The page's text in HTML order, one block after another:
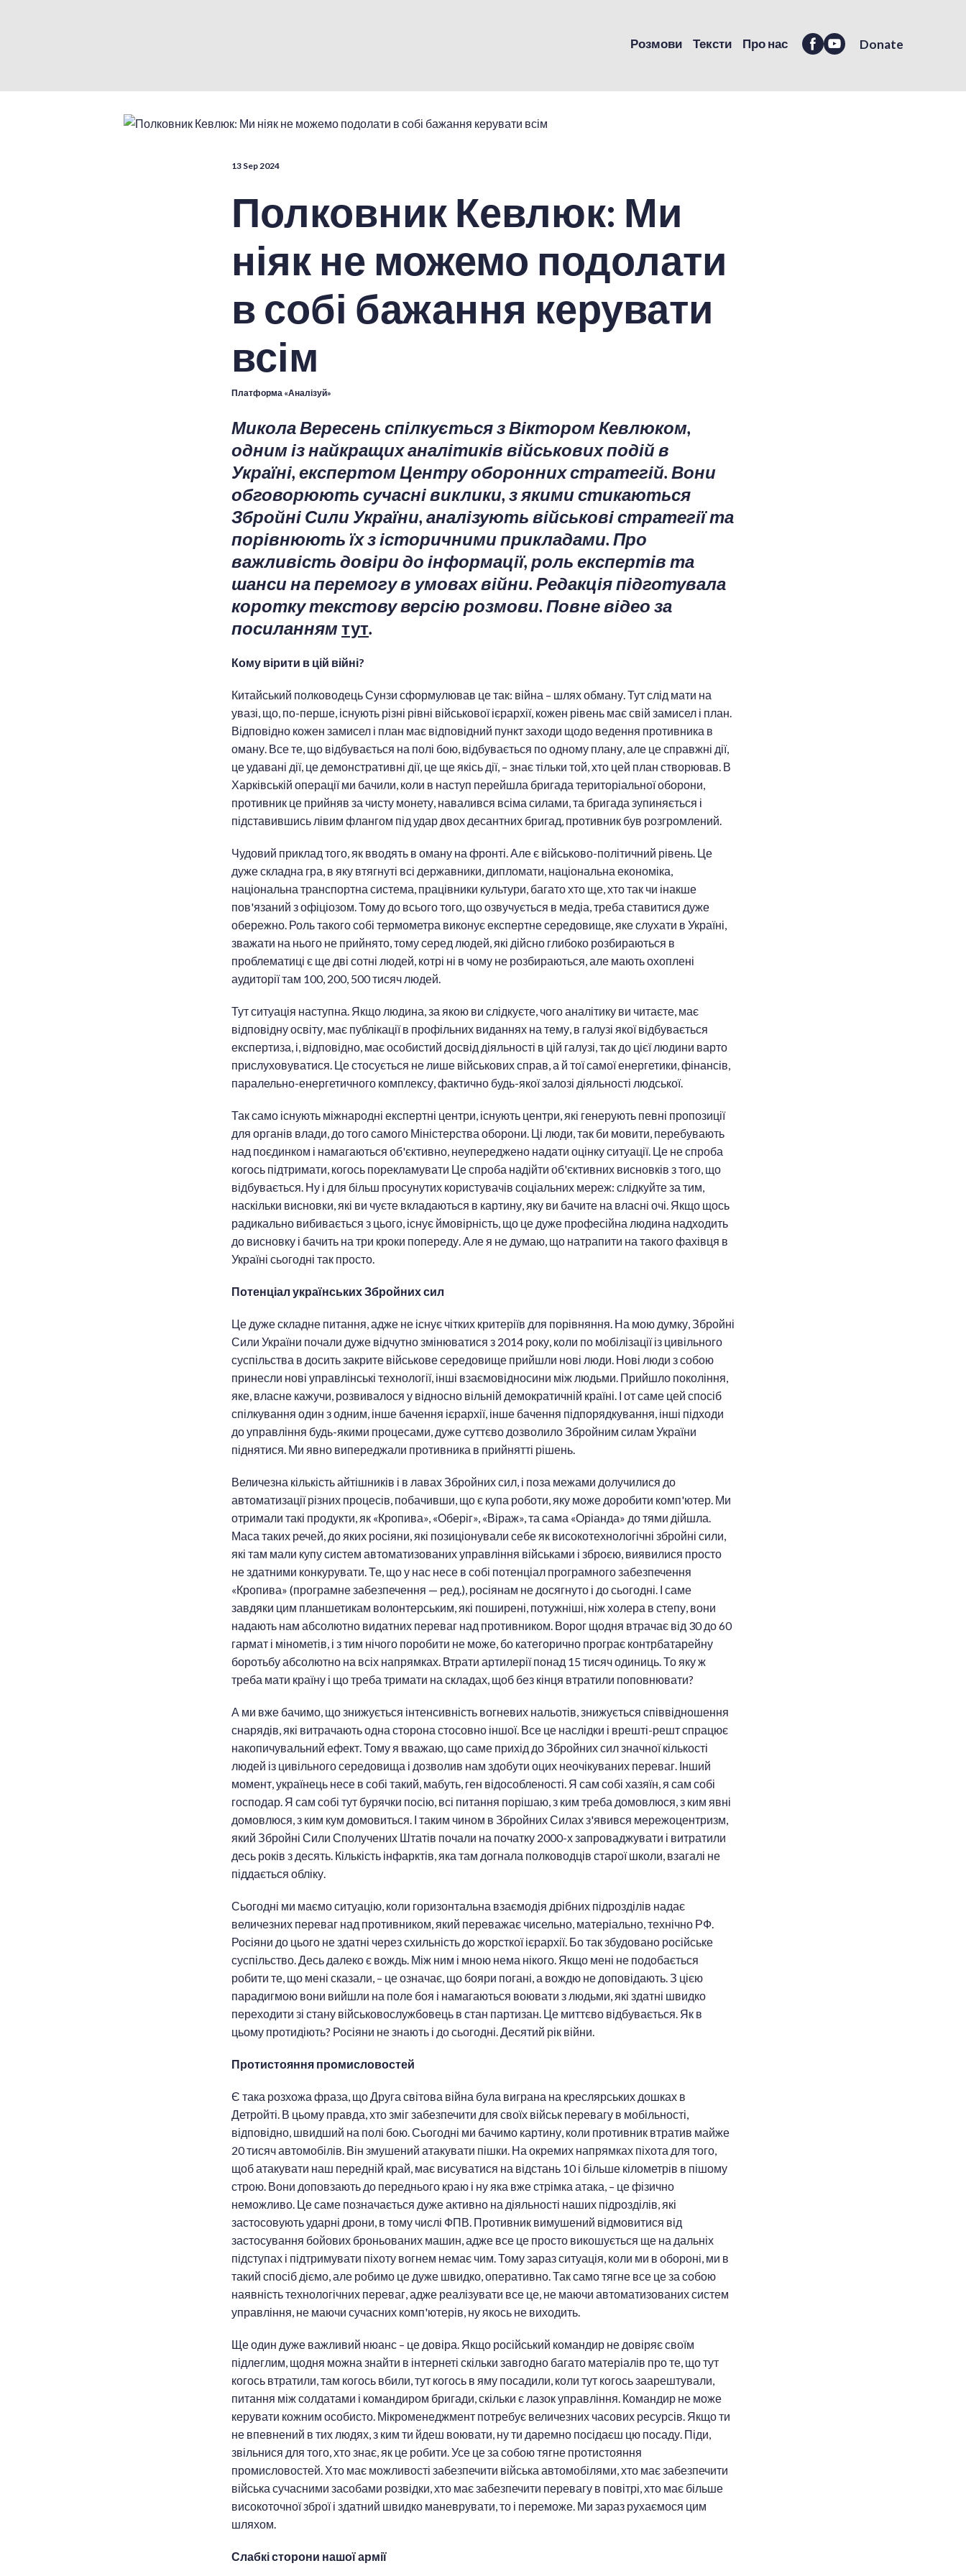
Розмови Тексти Про нас Donate
13 Sep 2024
Полковник Кевлюк: Ми
ніяк не можемо подолати
в собі бажання керувати
всім
Платформа «Аналізуй»
Микола Вересень спілкується з Віктором Кевлюком,
одним із найкращих аналітиків військових подій в
Україні, експертом Центру оборонних стратегій. Вони
обговорюють сучасні виклики, з якими стикаються
Збройні Сили України, аналізують військові стратегії та
порівнюють їх з історичними прикладами. Про
важливість довіри до інформації, роль експертів та
шанси на перемогу в умовах війни. Редакція підготувала
коротку текстову версію розмови. Повне відео за
посиланнямтут.
Кому вірити в цій війні?
Китайський полководець Сунзи сформулював це так: війна – шлях обману. Тут слід мати на
увазі, що, по-перше, існують різні рівні військової ієрархії, кожен рівень має свій замисел і план.
Відповідно кожен замисел і план має відповідний пункт заходи щодо ведення противника в
оману. Все те, що відбувається на полі бою, відбувається по одному плану, але це справжні дії,
це удавані дії, це демонстративні дії, це ще якісь дії, – знає тільки той, хто цей план створював. В
Харківській операції ми бачили, коли в наступ перейшла бригада територіальної оборони,
противник це прийняв за чисту монету, навалився всіма силами, та бригада зупиняється і
підставившись лівим флангом під удар двох десантних бригад, противник був розгромлений.
Чудовий приклад того, як вводять в оману на фронті. Але є військово-політичний рівень. Це
дуже складна гра, в яку втягнуті всі державники, дипломати, національна економіка,
національна транспортна система, працівники культури, багато хто ще, хто так чи інакше
пов'язаний з офіціозом. Тому до всього того, що озвучується в медіа, треба ставитися дуже
обережно. Роль такого собі термометра виконує експертне середовище, яке слухати в Україні,
зважати на нього не прийнято, тому серед людей, які дійсно глибоко розбираються в
проблематиці є ще дві сотні людей, котрі ні в чому не розбираються, але мають охоплені
аудиторії там 100, 200, 500 тисяч людей.
Тут ситуація наступна. Якщо людина, за якою ви слідкуєте, чого аналітику ви читаєте, має
відповідну освіту, має публікації в профільних виданнях на тему, в галузі якої відбувається
експертиза, і, відповідно, має особистий досвід діяльності в цій галузі, так до цієї людини варто
прислуховуватися. Це стосується не лише військових справ, а й тої самої енергетики, фінансів,
паралельно-енергетичного комплексу, фактично будь-якої залозі діяльності людської.
Так само існують міжнародні експертні центри, існують центри, які генерують певні пропозиції
для органів влади, до того самого Міністерства оборони. Ці люди, так би мовити, перебувають
над поєдинком і намагаються об'єктивно, неупереджено надати оцінку ситуації. Це не спроба
когось підтримати, когось порекламувати Це спроба надійти об'єктивних висновків з того, що
відбувається. Ну і для більш просунутих користувачів соціальних мереж: слідкуйте за тим,
наскільки висновки, які ви чуєте вкладаються в картину, яку ви бачите на власні очі. Якщо щось
радикально вибивається з цього, існує ймовірність, що це дуже професійна людина надходить
до висновку і бачить на три кроки попереду. Але я не думаю, що натрапити на такого фахівця в
Україні сьогодні так просто.
Потенціал українських Збройних сил
Це дуже складне питання, адже не існує чітких критеріїв для порівняння. На мою думку, Збройні
Сили України почали дуже відчутно змінюватися з 2014 року, коли по мобілізації із цивільного
суспільства в досить закрите військове середовище прийшли нові люди. Нові люди з собою
принесли нові управлінські технології, інші взаємовідносини між людьми. Прийшло покоління,
яке, власне кажучи, розвивалося у відносно вільній демократичній країні. І от саме цей спосіб
спілкування один з одним, інше бачення ієрархії, інше бачення підпорядкування, інші підходи
до управління будь-якими процесами, дуже суттєво дозволило Збройним силам України
піднятися. Ми явно випереджали противника в прийнятті рішень.
Величезна кількість айтішників і в лавах Збройних сил, і поза межами долучилися до
автоматизації різних процесів, побачивши, що є купа роботи, яку може доробити комп'ютер. Ми
отримали такі продукти, як «Кропива», «Оберіг», «Віраж», та сама «Оріанда» до тями дійшла.
Маса таких речей, до яких росіяни, які позиціонували себе як високотехнологічні збройні сили,
які там мали купу систем автоматизованих управління військами і зброєю, виявилися просто
не здатними конкурувати. Те, що у нас несе в собі потенціал програмного забезпечення
«Кропива» (програмне забезпечення — ред.), росіянам не досягнуто і до сьогодні. І саме
завдяки цим планшетикам волонтерським, які поширені, потужніші, ніж холера в степу, вони
надають нам абсолютно видатних переваг над противником. Ворог щодня втрачає від 30 до 60
гармат і мінометів, і з тим нічого поробити не може, бо категорично програє контрбатарейну
боротьбу абсолютно на всіх напрямках. Втрати артилерії понад 15 тисяч одиниць. То яку ж
треба мати країну і що треба тримати на складах, щоб без кінця втратили поповнювати?
А ми вже бачимо, що знижується інтенсивність вогневих нальотів, знижується співвідношення
снарядів, які витрачають одна сторона стосовно іншої. Все це наслідки і врешті-решт спрацює
накопичувальний ефект. Тому я вважаю, що саме прихід до Збройних сил значної кількості
людей із цивільного середовища і дозволив нам здобути оцих неочікуваних переваг. Інший
момент, українець несе в собі такий, мабуть, ген відособленості. Я сам собі хазяїн, я сам собі
господар. Я сам собі тут бурячки посію, всі питання порішаю, з ким треба домовлюся, з ким явні
домовлюся, з ким кум домовиться. І таким чином в Збройних Силах з'явився мережоцентризм,
який Збройні Сили Сполучених Штатів почали на початку 2000-х запроваджувати і витратили
десь років з десять. Кількість інфарктів, яка там догнала полководців старої школи, взагалі не
піддається обліку.
Сьогодні ми маємо ситуацію, коли горизонтальна взаємодія дрібних підрозділів надає
величезних переваг над противником, який переважає чисельно, матеріально, технічно РФ.
Росіяни до цього не здатні через схильність до жорсткої ієрархії. Бо так збудовано російське
суспільство. Десь далеко є вождь. Між ним і мною нема нікого. Якщо мені не подобається
робити те, що мені сказали, – це означає, що бояри погані, а вождю не доповідають. З цією
парадигмою вони вийшли на поле боя і намагаються воювати з людьми, які здатні швидко
переходити зі стану військовослужбовець в стан партизан. Це миттєво відбувається. Як в
цьому протидіють? Росіяни не знають і до сьогодні. Десятий рік війни.
Протистояння промисловостей
Є така розхожа фраза, що Друга світова війна була виграна на креслярських дошках в
Детройті. В цьому правда, хто зміг забезпечити для своїх військ перевагу в мобільності,
відповідно, швидший на полі бою. Сьогодні ми бачимо картину, коли противник втратив майже
20 тисяч автомобілів. Він змушений атакувати пішки. На окремих напрямках піхота для того,
щоб атакувати наш передній край, має висуватися на відстань 10 і більше кілометрів в пішому
строю. Вони доповзають до переднього краю і ну яка вже стрімка атака, – це фізично
неможливо. Це саме позначається дуже активно на діяльності наших підрозділів, які
застосовують ударні дрони, в тому числі ФПВ. Противник вимушений відмовитися від
застосування бойових броньованих машин, адже все це просто викошується ще на дальніх
підступах і підтримувати піхоту вогнем немає чим. Тому зараз ситуація, коли ми в обороні, ми в
такий спосіб діємо, але робимо це дуже швидко, оперативно. Так само тягне все це за собою
наявність технологічних переваг, адже реалізувати все це, не маючи автоматизованих систем
управління, не маючи сучасних комп'ютерів, ну якось не виходить.
Ще один дуже важливий нюанс – це довіра. Якщо російський командир не довіряє своїм
підлеглим, щодня можна знайти в інтернеті скільки завгодно багато матеріалів про те, що тут
когось втратили, там когось вбили, тут когось в яму посадили, коли тут когось заарештували,
питання між солдатами і командиром бригади, скільки є лазок управління. Командир не може
керувати кожним особисто. Мікроменеджмент потребує величезних часових ресурсів. Якщо ти
не впевнений в тих людях, з ким ти йдеш воювати, ну ти даремно посідаєш цю посаду. Піди,
звільнися для того, хто знає, як це робити. Усе це за собою тягне протистояння
промисловостей. Хто має можливості забезпечити війська автомобілями, хто має забезпечити
війська сучасними засобами розвідки, хто має забезпечити перевагу в повітрі, хто має більше
високоточної зброї і здатний швидко маневрувати, то і переможе. Ми зараз рухаємося цим
шляхом.
Слабкі сторони нашої армії